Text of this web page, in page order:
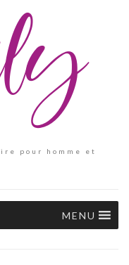
pour homme et
MENU